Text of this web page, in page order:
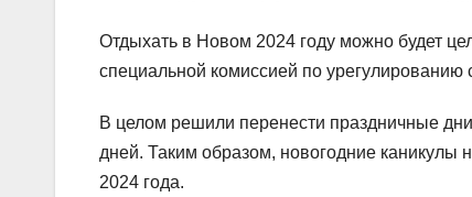
Отдыхать в Новом 2024 году можно будет
специальной комиссией по
В целом решили перенести праздничные
дней. Таким образом, новогодние каникулы
2024 года.